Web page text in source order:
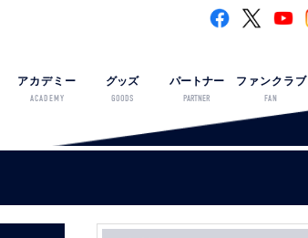
アカデミー
ACADEMY
グッズ
GOODS
パートナー
PARTNER
ファンクラブ
FAN